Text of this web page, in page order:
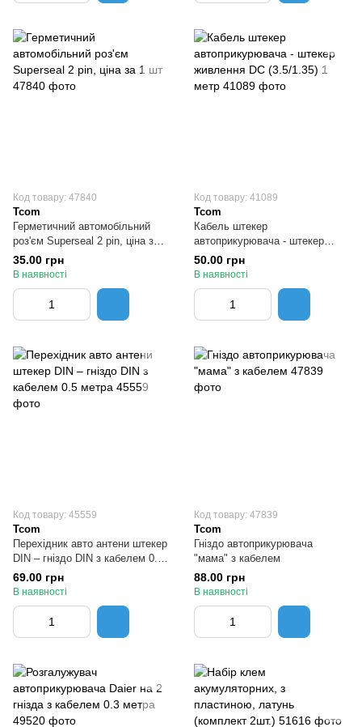
Код товару: 47840
Tcom
Герметичний автомобільний
роз'єм Superseal 2 pin, ціна за 1
шт
35.00 грн
В наявності
Код товару: 41089
Tcom
Кабель штекер
автоприкурювача - штекер
живлення DC (3.5/1.35) 1 метр
50.00 грн
В наявності
Код товару: 45559
Tcom
Перехідник авто антени штекер
DIN – гніздо DIN з кабелем 0.5
метра
69.00 грн
В наявності
Код товару: 47839
Tcom
Гніздо автоприкурювача
"мама" з кабелем
88.00 грн
В наявності